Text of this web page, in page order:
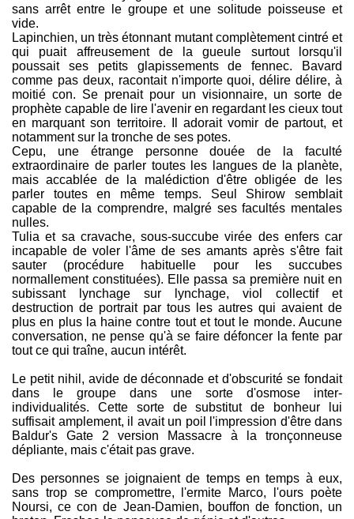
sans arrêt entre le groupe et une solitude poisseuse et
vide.
Lapinchien, un très étonnant mutant complètement cintré et
qui puait affreusement de la gueule surtout lorsqu'il
poussait ses petits glapissements de fennec. Bavard
comme pas deux, racontait n'importe quoi, délire délire, à
moitié con. Se prenait pour un visionnaire, un sorte de
prophète capable de lire l'avenir en regardant les cieux tout
en marquant son territoire. Il adorait vomir de partout, et
notamment sur la tronche de ses potes.
Cepu, une étrange personne douée de la faculté
extraordinaire de parler toutes les langues de la planète,
mais accablée de la malédiction d'être obligée de les
parler toutes en même temps. Seul Shirow semblait
capable de la comprendre, malgré ses facultés mentales
nulles.
Tulia et sa cravache, sous-succube virée des enfers car
incapable de voler l'âme de ses amants après s'être fait
sauter (procédure habituelle pour les succubes
normallement constituées). Elle passa sa première nuit en
subissant lynchage sur lynchage, viol collectif et
destruction de portrait par tous les autres qui avaient de
plus en plus la haine contre tout et tout le monde. Aucune
conversation, ne pense qu'à se faire défoncer la fente par
tout ce qui traîne, aucun intérêt.
Le petit nihil, avide de déconnade et d'obscurité se fondait
dans le groupe dans une sorte d'osmose inter-
individualités. Cette sorte de substitut de bonheur lui
suffisait amplement, il avait un poil l'impression d'être dans
Baldur's Gate 2 version Massacre à la tronçonneuse
dépliante, mais c'était pas grave.
Des personnes se joignaient de temps en temps à eux,
sans trop se compromettre, l'ermite Marco, l'ours poète
Noursi, ce con de Jean-Damien, bouffon de fonction, un